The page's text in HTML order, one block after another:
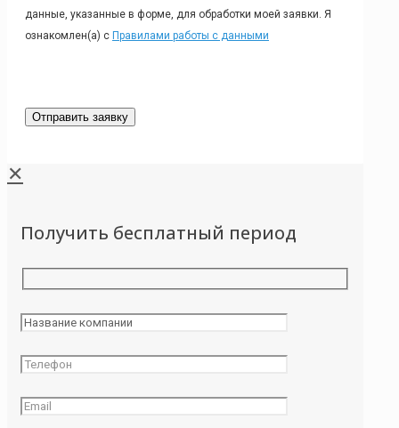
данные, указанные в форме, для обработки моей заявки. Я
ознакомлен(а) с Правилами работы с данными
✕
Получить бесплатный период